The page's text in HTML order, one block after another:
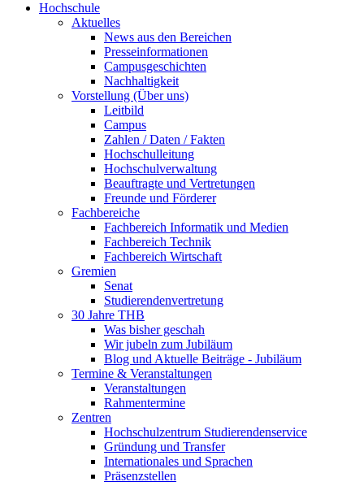
Hochschule
Aktuelles
News aus den Bereichen
Presseinformationen
Campusgeschichten
Nachhaltigkeit
Vorstellung (Über uns)
Leitbild
Campus
Zahlen / Daten / Fakten
Hochschulleitung
Hochschulverwaltung
Beauftragte und Vertretungen
Freunde und Förderer
Fachbereiche
Fachbereich Informatik und Medien
Fachbereich Technik
Fachbereich Wirtschaft
Gremien
Senat
Studierendenvertretung
30 Jahre THB
Was bisher geschah
Wir jubeln zum Jubiläum
Blog und Aktuelle Beiträge - Jubiläum
Termine & Veranstaltungen
Veranstaltungen
Rahmentermine
Zentren
Hochschulzentrum Studierendenservice
Gründung und Transfer
Internationales und Sprachen
Präsenzstellen